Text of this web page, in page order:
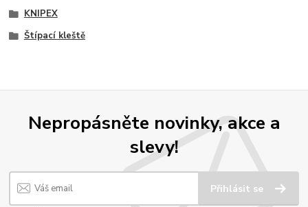
KNIPEX
Štípací kleště
Nepropásněte novinky, akce a
slevy!
Přihlásit se